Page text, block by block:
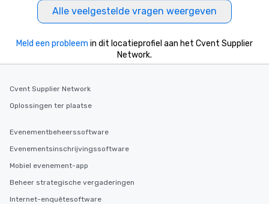
Alle veelgestelde vragen weergeven
Meld een probleem in dit locatieprofiel aan het Cvent Supplier
Network.
Cvent Supplier Network
Oplossingen ter plaatse
Evenementbeheerssoftware
Evenementsinschrijvingssoftware
Mobiel evenement-app
Beheer strategische vergaderingen
Internet-enquêtesoftware